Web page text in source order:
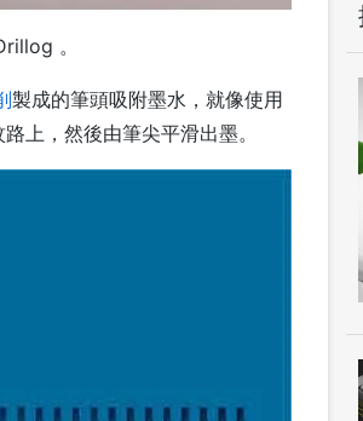
。
製成的筆頭吸附墨水，就像使用
上，然後由筆尖平滑出墨。